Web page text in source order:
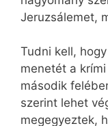
Jeruzsálemet,
Tudni kell,
menetét a
második
szerint lehet
megegyeztek,